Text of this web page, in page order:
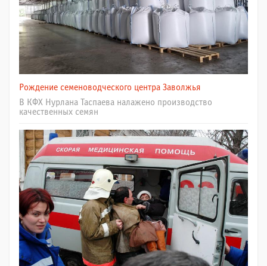
Рождение семеноводческого центра Заволжья
В КФХ Нурлана Таспаева налажено производство
качественных семян